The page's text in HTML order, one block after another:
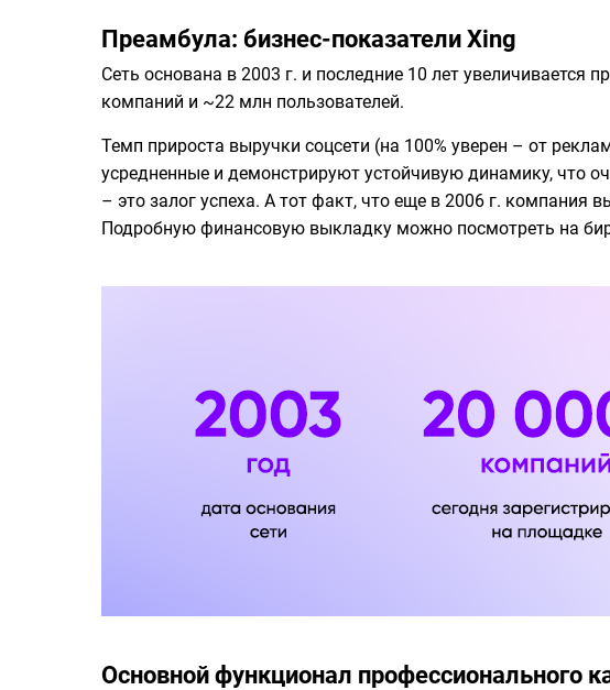
Преамбула: бизнес-показатели Xing
Сеть основана в 2003 г. и последние 10 лет увеличивается
компаний и ~22 млн пользователей.
Темп прироста выручки соцсети (на 100% уверен – от
усредненные и демонстрируют устойчивую динамику, что
– это залог успеха. А тот факт, что еще в 2006 г. компания
Подробную финансовую выкладку можно посмотреть на
Основной функционал профессионального